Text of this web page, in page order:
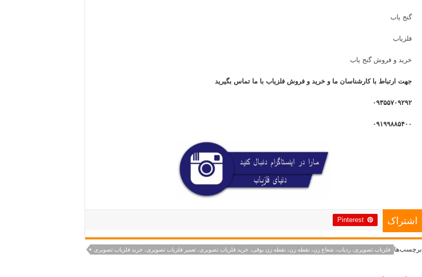
گنج یاب
فلزیاب
خرید و فروش گنج یاب
جهت ارتباط با کارشناسان ما و خرید و فروش فلزیاب با ما تماس بگیرید
۰۹۳۵۵۷۰۹۲۹۲
۰۹۱۹۹۸۸۵۴۰۰
اشتراک Pinterest
برچسب‌ها فلزیاب تصویری، ردیاب، شعاع زن، نقطه زن، نقطه زن بوقی، خرید فلزیاب تصویری، تعمیر فلزیاب تصویری، خرید فلزیاب تصویری